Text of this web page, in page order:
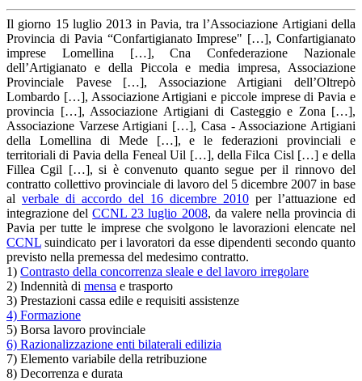
Il giorno 15 luglio 2013 in Pavia, tra l’Associazione Artigiani della
Provincia di Pavia “Confartigianato Imprese" […], Confartigianato
imprese Lomellina […], Cna Confederazione Nazionale
dell’Artigianato e della Piccola e media impresa, Associazione
Provinciale Pavese […], Associazione Artigiani dell’Oltrepò
Lombardo […], Associazione Artigiani e piccole imprese di Pavia e
provincia […], Associazione Artigiani di Casteggio e Zona […],
Associazione Varzese Artigiani […], Casa - Associazione Artigiani
della Lomellina di Mede […], e le federazioni provinciali e
territoriali di Pavia della Feneal Uil […], della Filca Cisl […] e della
Fillea Cgil […], si è convenuto quanto segue per il rinnovo del
contratto collettivo provinciale di lavoro del 5 dicembre 2007 in base
al verbale di accordo del 16 dicembre 2010 per l’attuazione ed
integrazione delCCNL 23 luglio 2008, da valere nella provincia di
Pavia per tutte le imprese che svolgono le lavorazioni elencate nel
CCNL suindicato per i lavoratori da esse dipendenti secondo quanto
previsto nella premessa del medesimo contratto.
1) Contrasto della concorrenza sleale e del lavoro irregolare
2) Indennità di mensa e trasporto
3) Prestazioni cassa edile e requisiti assistenze
4) Formazione
5) Borsa lavoro provinciale
6) Razionalizzazione enti bilaterali edilizia
7) Elemento variabile della retribuzione
8) Decorrenza e durata